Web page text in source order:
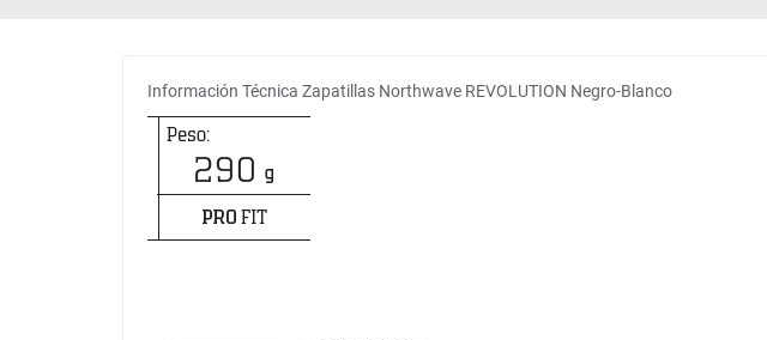
Información Técnica Zapatillas Northwave REVOLUTION Negro-Blanco